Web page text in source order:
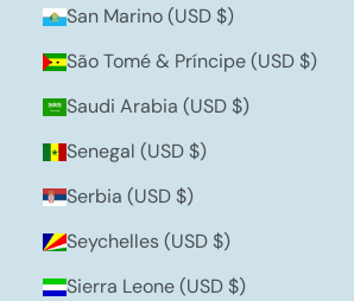
San Marino (USD $)
São Tomé & Príncipe (USD $)
Saudi Arabia (USD $)
Senegal (USD $)
Serbia (USD $)
Seychelles (USD $)
Sierra Leone (USD $)